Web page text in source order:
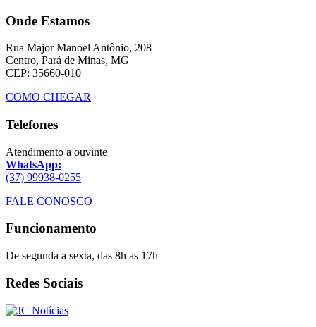
Onde Estamos
Rua Major Manoel Antônio, 208
Centro, Pará de Minas, MG
CEP: 35660-010
COMO CHEGAR
Telefones
Atendimento a ouvinte
WhatsApp:
(37) 99938-0255
FALE CONOSCO
Funcionamento
De segunda a sexta, das 8h as 17h
Redes Sociais